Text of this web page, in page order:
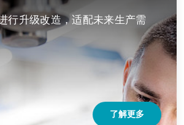
行升级改造，适配未来生产需
了解更多